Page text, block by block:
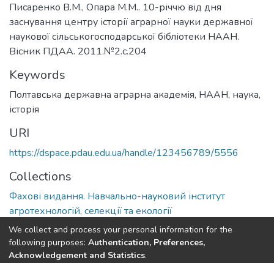
Писаренко В.М., Опара М.М.. 10-річчю від дня
заснування центру історії аграрної науки державної
наукової сільськогосподарської бібліотеки НААН.
Вісник ПДАА. 2011.№2.с.204
Keywords
Полтавська державна аграрна академія, НААН, наука,
історія
URI
https://dspace.pdau.edu.ua/handle/123456789/5556
Collections
Фахові видання. Навчально-науковий інститут
агротехнологій, селекції та екології
Full item page
We collect and process your personal information for the
following purposes: Authentication, Preferences,
Acknowledgement and Statistics.